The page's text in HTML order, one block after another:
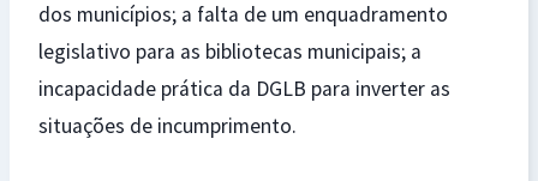
dos municípios; a falta de um enquadramento
legislativo para as bibliotecas municipais; a
incapacidade prática da DGLB para inverter as
situações de incumprimento.